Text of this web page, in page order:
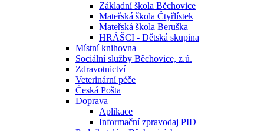
Základní škola Běchovice
Mateřská škola Čtyřlístek
Mateřská škola Beruška
HRÁŠCI - Dětská skupina
Místní knihovna
Sociální služby Běchovice, z.ú.
Zdravotnictví
Veterinární péče
Česká Pošta
Doprava
Aplikace
Informační zpravodaj PID